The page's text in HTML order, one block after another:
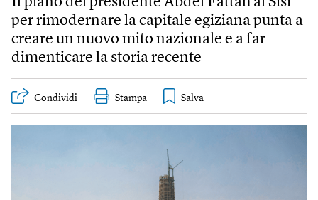
per rimodernare la capitale egiziana punta a
creare un nuovo mito nazionale e a far
dimenticare la storia recente
Condividi Stampa